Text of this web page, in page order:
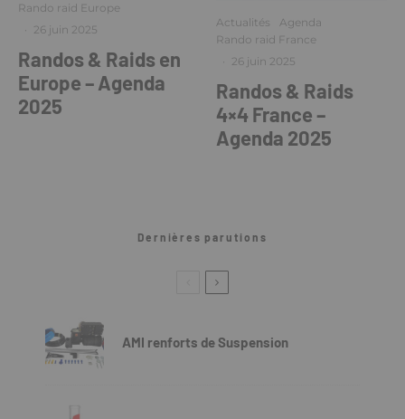
Rando raid Europe
· 26 juin 2025
Randos & Raids en
Europe – Agenda
2025
Actualités
Agenda
Rando raid France
· 26 juin 2025
Randos & Raids
4×4 France –
Agenda 2025
Dernières parutions
AMI renforts de Suspension